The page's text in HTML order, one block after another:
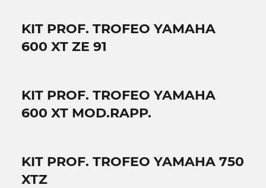
KIT PROF. TROFEO YAMAHA
600 XT ZE 91
KIT PROF. TROFEO YAMAHA
600 XT MOD.RAPP.
KIT PROF. TROFEO YAMAHA 750
XTZ